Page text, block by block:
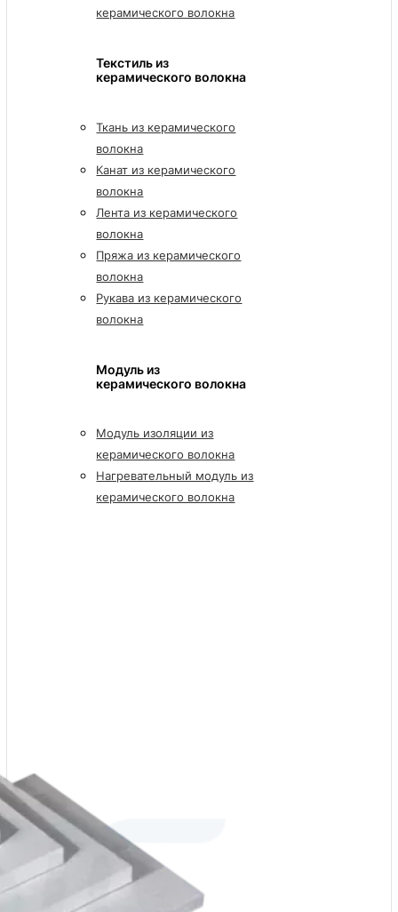
керамического волокна
Текстиль из
керамического волокна
Ткань из керамического
волокна
Канат из керамического
волокна
Лента из керамического
волокна
Пряжа из керамического
волокна
Рукава из керамического
волокна
Модуль из
керамического волокна
Модуль изоляции из
керамического волокна
Нагревательный модуль из
керамического волокна